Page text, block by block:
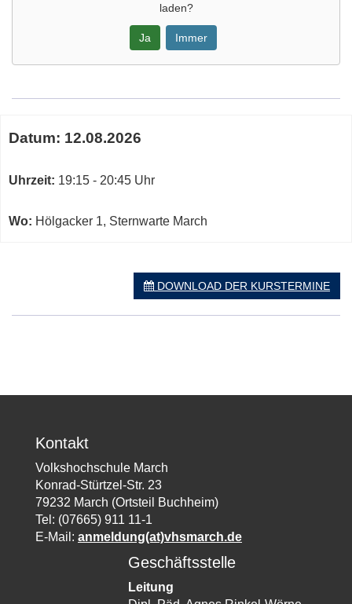
laden?
Ja Immer
Maps
von
in
Fenster
zum
Kurs
Datum: 12.08.2026
Uhrzeit: 19:15 - 20:45 Uhr
Wo: Hölgacker 1, Sternwarte March
DOWNLOAD DER KURSTERMINE
Kontakt
Volkshochschule March
Konrad-Stürtzel-Str. 23
79232 March (Ortsteil Buchheim)
Tel: (07665) 911 11-1
E-Mail: anmeldung(at)vhsmarch.de
Geschäftsstelle
Leitung